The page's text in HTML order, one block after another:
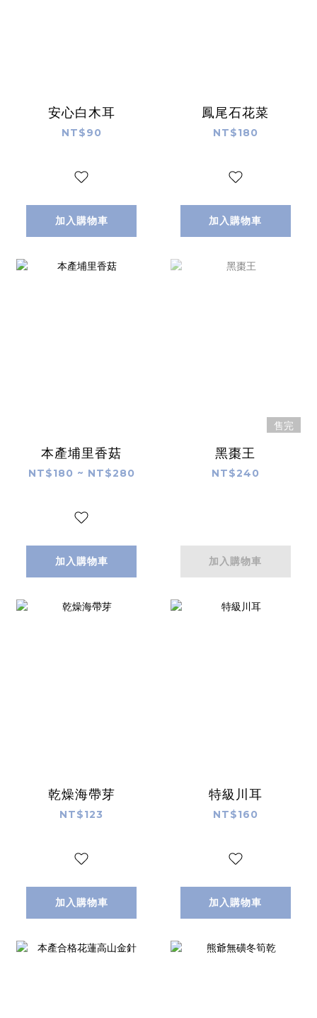
安心白木耳
NT$90
加入購物車
鳳尾石花菜
NT$180
加入購物車
本產埔里香菇
NT$180 ~ NT$280
加入購物車
售完
黑棗王
NT$240
加入購物車
乾燥海帶芽
NT$123
加入購物車
特級川耳
NT$160
加入購物車